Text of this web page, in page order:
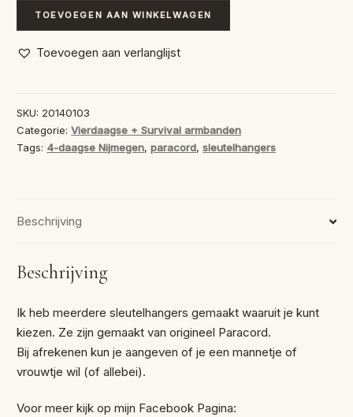
Sleutelhangers
aantal
TOEVOEGEN AAN WINKELWAGEN
Toevoegen aan verlanglijst
SKU: 20140103
Categorie:Vierdaagse + Survival armbanden
Tags: 4-daagse Nijmegen,paracord,sleutelhangers
Beschrijving
Beschrijving
Ik heb meerdere sleutelhangers gemaakt waaruit je kunt
kiezen. Ze zijn gemaakt van origineel Paracord.
Bij afrekenen kun je aangeven of je een mannetje of
vrouwtje wil (of allebei).
Voor meer kijk op mijn Facebook Pagina: